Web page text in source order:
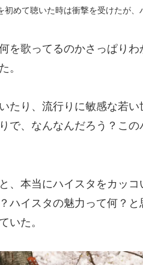
初めて聴いた時は衝撃を受けたが、
を歌ってるのかさっぱり
。
たり、流行りに敏感な若い
で、なんなんだろう？こ
、本当にハイスタをカッ
ハイスタの魅力って何？
いた。